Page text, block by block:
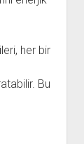
her bir
Bu